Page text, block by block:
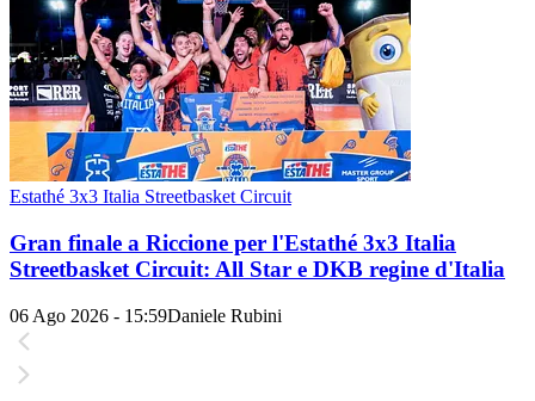
Estathé 3x3 Italia Streetbasket Circuit
Gran finale a Riccione per l'Estathé 3x3 Italia
Streetbasket Circuit: All Star e DKB regine d'Italia
06 Ago 2026 - 15:59Daniele Rubini